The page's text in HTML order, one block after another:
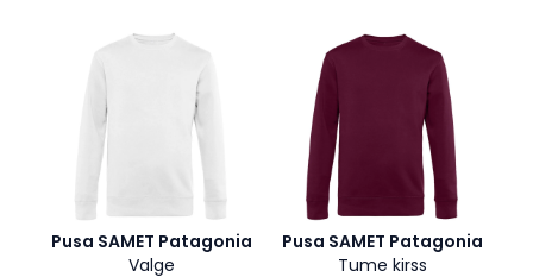
Pusa SAMET Patagonia
Valge
Pusa SAMET Patagonia
Tume kirss